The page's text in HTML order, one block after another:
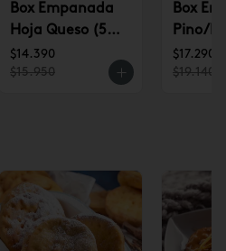
Box Empanada
Hoja Queso (5u)
$14.390
$14.390
$15.950
Box
Pino/
(6u)
$17.290
$19.140